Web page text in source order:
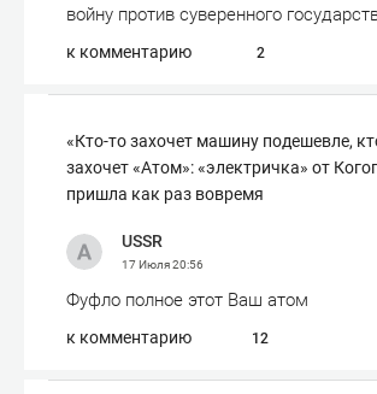
войну против суверенного
к комментарию 2
«Кто-то захочет машину подешевле,
захочет «Атом»: «электричка» от
пришла как раз вовремя
USSR
17 Июля20:56
Фуфло полное этот Ваш атом
к комментарию 12